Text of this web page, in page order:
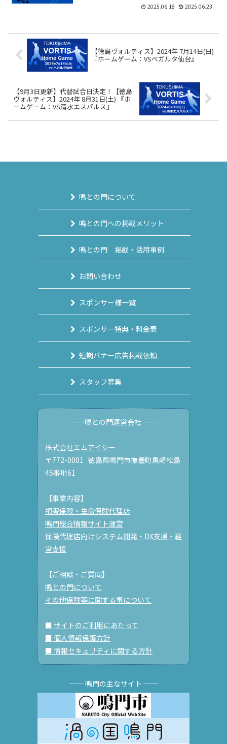
2025.06.18 2025.06.23
【徳島ヴォルティス】2024年 7月14日(日)
『ホームゲーム：VSベガルタ仙台』
【9月3日更新】代替試合日決定！【徳島
ヴォルティス】2024年 8月31日(土) 『ホ
ームゲーム：VS清水エスパルス』
鳴との門について
鳴との門への掲載メリット
鳴との門 掲載・活用事例
お問い合わせ
スポンサー様一覧
スポンサー特典・料金表
短期バナー広告掲載依頼
スタッフ募集
──鳴との門運営会社 ──
株式会社エムアイシー
〒772-0001 徳島県鳴門市撫養町黒崎松島
45番地61
【事業内容】
損害保険・生命保険代理店
鳴門総合情報サイト運営
保険代理店向けシステム開発・DX支援・経
営支援
【ご相談・ご質問】
鳴との門について
その他保険等に関する事について
■ サイトのご利用にあたって
■ 個人情報保護方針
■ 情報セキュリティに関する方針
── 鳴門の主なサイト ──